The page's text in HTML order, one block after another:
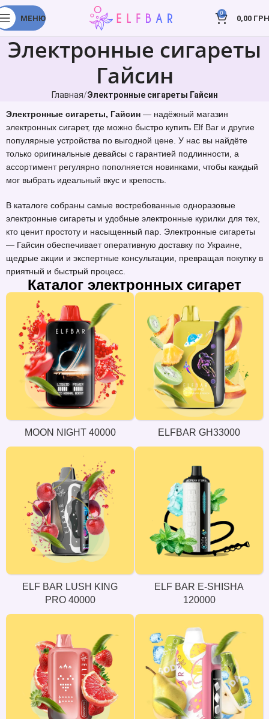
МЕНЮ
0
0,00
Электронные сигареты
Гайсин
Главная Электронные сигареты Гайсин
Электронные сигареты, Гайсин — надёжный магазин
электронных сигарет, где можно быстро купить Elf Bar и другие
популярные устройства по выгодной цене. У нас вы найдёте
только оригинальные девайсы с гарантией подлинности, а
ассортимент регулярно пополняется новинками, чтобы каждый
мог выбрать идеальный вкус и крепость.
В каталоге собраны самые востребованные одноразовые
электронные сигареты и удобные электронные курилки для тех,
кто ценит простоту и насыщенный пар. Электронные сигареты
— Гайсин обеспечивает оперативную доставку по Украине,
щедрые акции и экспертные консультации, превращая покупку в
приятный и быстрый процесс.
Каталог электронных сигарет
MOON NIGHT 40000 ELFBAR GH33000
ELF BAR LUSH KING
PRO 40000
ELF BAR E-SHISHA
120000